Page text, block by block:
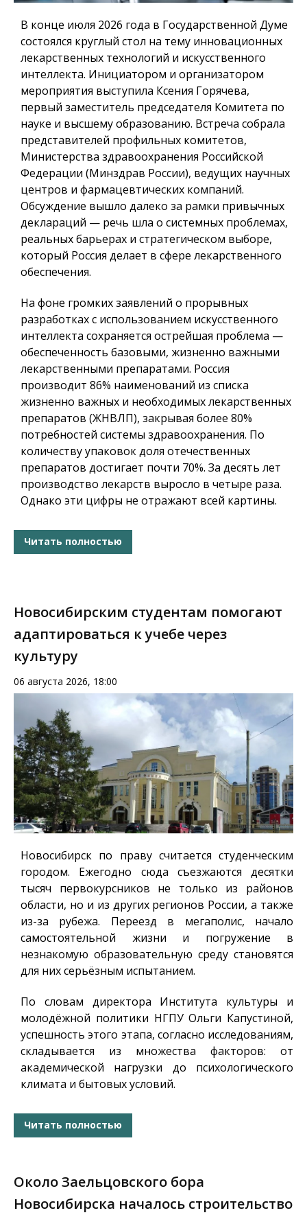
В конце июля 2026 года в Государственной Думе
состоялся круглый стол на тему инновационных
лекарственных технологий и искусственного
интеллекта. Инициатором и организатором
мероприятия выступила Ксения Горячева,
первый заместитель председателя Комитета по
науке и высшему образованию. Встреча собрала
представителей профильных комитетов,
Министерства здравоохранения Российской
Федерации (Минздрав России), ведущих научных
центров и фармацевтических компаний.
Обсуждение вышло далеко за рамки привычных
деклараций — речь шла о системных проблемах,
реальных барьерах и стратегическом выборе,
который Россия делает в сфере лекарственного
обеспечения.
На фоне громких заявлений о прорывных
разработках с использованием искусственного
интеллекта сохраняется острейшая проблема —
обеспеченность базовыми, жизненно важными
лекарственными препаратами. Россия
производит 86% наименований из списка
жизненно важных и необходимых лекарственных
препаратов (ЖНВЛП), закрывая более 80%
потребностей системы здравоохранения. По
количеству упаковок доля отечественных
препаратов достигает почти 70%. За десять лет
производство лекарств выросло в четыре раза.
Однако эти цифры не отражают всей картины.
Читать полностью
Новосибирским студентам помогают
адаптироваться к учебе через
культуру
06 августа 2026, 18:00
Новосибирск по праву считается студенческим
городом. Ежегодно сюда съезжаются десятки
тысяч первокурсников не только из районов
области, но и из других регионов России, а также
из-за рубежа. Переезд в мегаполис, начало
самостоятельной жизни и погружение в
незнакомую образовательную среду становятся
для них серьёзным испытанием.
По словам директора Института культуры и
молодёжной политики НГПУ Ольги Капустиной,
успешность этого этапа, согласно исследованиям,
складывается из множества факторов: от
академической нагрузки до психологического
климата и бытовых условий.
Читать полностью
Около Заельцовского бора
Новосибирска началось строительство